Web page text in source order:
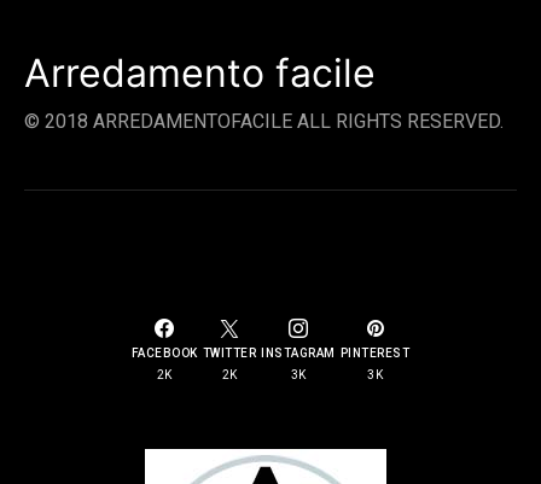
Arredamento facile
© 2018 ARREDAMENTOFACILE ALL RIGHTS RESERVED.
FACEBOOK
2K
TWITTER
2K
INSTAGRAM
3K
PINTEREST
3K